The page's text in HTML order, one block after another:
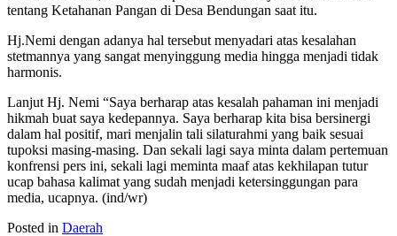
tentang Ketahanan Pangan di Desa Bendungan saat itu.
Hj.Nemi dengan adanya hal tersebut menyadari atas kesalahan
stetmannya yang sangat menyinggung media hingga menjadi tidak
harmonis.
Lanjut Hj. Nemi “Saya berharap atas kesalah pahaman ini menjadi
hikmah buat saya kedepannya. Saya berharap kita bisa bersinergi
dalam hal positif, mari menjalin tali silaturahmi yang baik sesuai
tupoksi masing-masing. Dan sekali lagi saya minta dalam pertemuan
konfrensi pers ini, sekali lagi meminta maaf atas kekhilapan tutur
ucap bahasa kalimat yang sudah menjadi ketersinggungan para
media, ucapnya. (ind/wr)
Posted in Daerah